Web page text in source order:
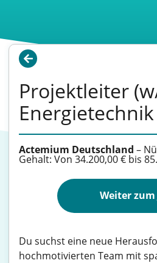
Projektleiter
Energietechnik
Actemium Deutschland –
Gehalt: Von 34.200,00 € bis
Weiter zum
Du suchst eine neue
hochmotivierten Team mit